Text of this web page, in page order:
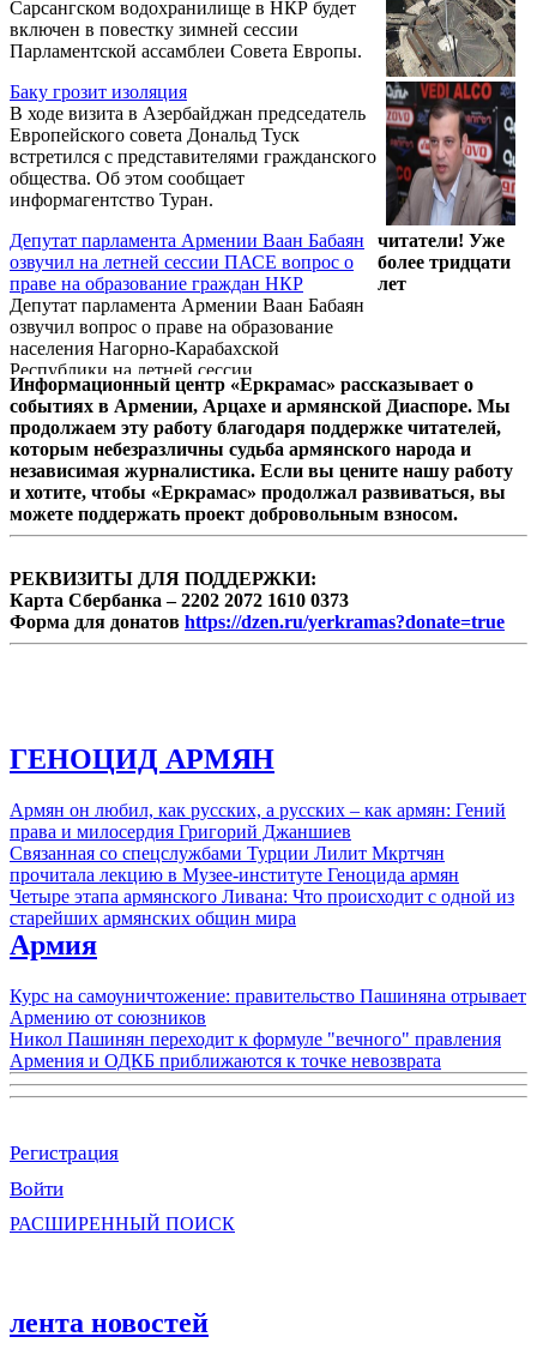
Бабаян.
Сарсангском водохранилище в НКР будет
включен в повестку зимней сессии
Парламентской ассамблеи Совета Европы.
Баку грозит изоляция
В ходе визита в Азербайджан председатель
Европейского совета Дональд Туск
встретился с представителями гражданского
общества. Об этом сообщает
информагентство Туран.
Депутат парламента Армении Ваан Бабаян
озвучил на летней сессии ПАСЕ вопрос о
праве на образование граждан НКР
Депутат парламента Армении Ваан Бабаян
озвучил вопрос о праве на образование
населения Нагорно-Карабахской
Республики на летней сессии
Парламентской Ассамблеи Совета Европы
(ПАСЕ) 25 июня 2015 года. Тема
обсуждения была «Необходимость единого
Европейского ответа на проблемы
миграции».
читатели! Уже
более тридцати
лет
Информационный центр «Еркрамас» рассказывает о
событиях в Армении, Арцахе и армянской Диаспоре. Мы
продолжаем эту работу благодаря поддержке читателей,
которым небезразличны судьба армянского народа и
независимая журналистика. Если вы цените нашу работу
и хотите, чтобы «Еркрамас» продолжал развиваться, вы
можете поддержать проект добровольным взносом.
РЕКВИЗИТЫ ДЛЯ ПОДДЕРЖКИ:
Карта Сбербанка – 2202 2072 1610 0373
Форма для донатов https://dzen.ru/yerkramas?donate=true
ГЕНОЦИД АРМЯН
Армян он любил, как русских, а русских – как армян: Гений
права и милосердия Григорий Джаншиев
Связанная со спецслужбами Турции Лилит Мкртчян
прочитала лекцию в Музее-институте Геноцида армян
Четыре этапа армянского Ливана: Что происходит с одной из
старейших армянских общин мира
Армия
Курс на самоуничтожение: правительство Пашиняна отрывает
Армению от союзников
Никол Пашинян переходит к формуле "вечного" правления
Армения и ОДКБ приближаются к точке невозврата
Регистрация
Войти
РАСШИРЕННЫЙ ПОИСК
лента новостей